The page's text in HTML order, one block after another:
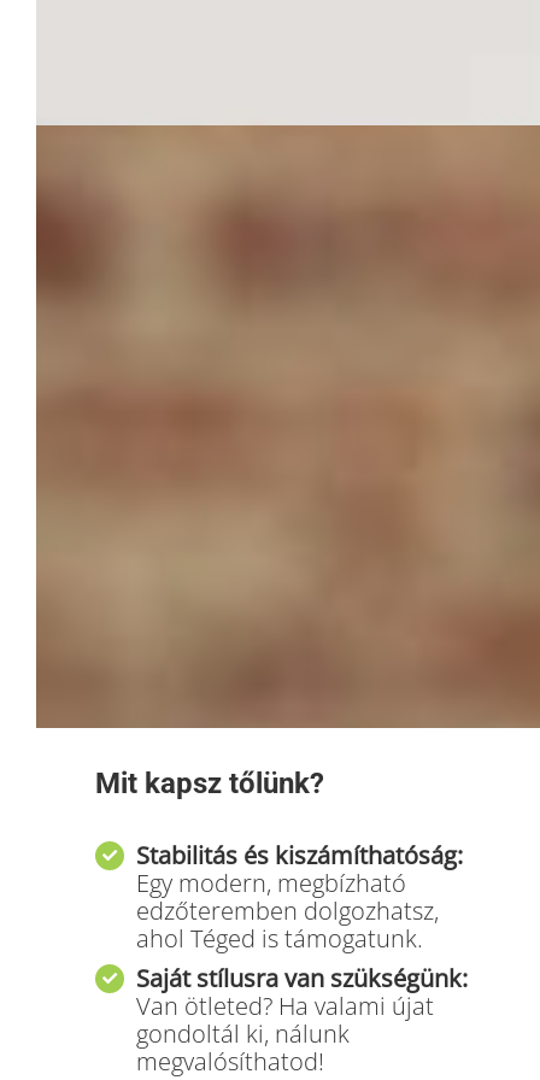
Mit kapsz tőlünk?
Stabilitás és kiszámíthatóság:
Egy modern, megbízható
edzőteremben dolgozhatsz,
ahol Téged is támogatunk.
Saját stílusra van szükségünk:
Van ötleted? Ha valami újat
gondoltál ki, nálunk
megvalósíthatod!